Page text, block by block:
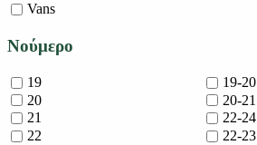
Vans
Νούμερο
19
19-20
20
20-21
21
22-24
22
22-23